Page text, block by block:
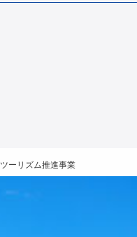
ーリズム推進事業